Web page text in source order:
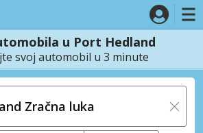
u Port Hedland
svoj automobil u 3 minute